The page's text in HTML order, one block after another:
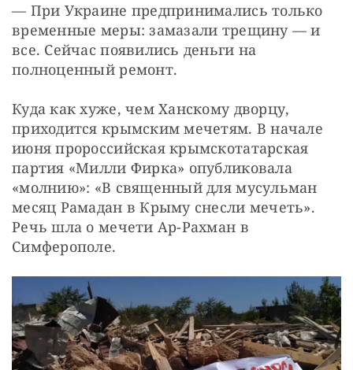
— При Украине предпринимались только
временные меры: замазали трещину — и
все. Сейчас появились деньги на
полноценный ремонт.
Куда как хуже, чем Ханскому дворцу,
приходится крымским мечетям. В начале
июня пророссийская крымскотатарская
партия «Милли Фирка» опубликовала
«молнию»: «В священный для мусульман
месяц Рамадан в Крыму снесли мечеть».
Речь шла о мечети Ар-Рахман в
Симферополе.